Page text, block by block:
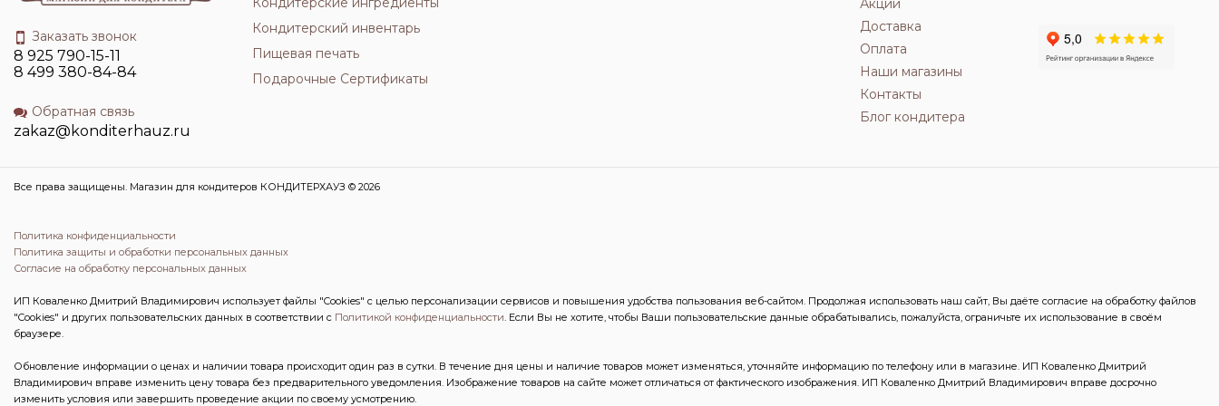
Заказать звонок
8 925 790-15-11
8 499 380-84-84
Обратная связь
zakaz@konditerhauz.ru
Кондитерский инвентарь
Пищевая печать
Подарочные Сертификаты
Акции
Доставка
Оплата
Наши магазины
Контакты
Блог кондитера
Все права защищены. Магазин для кондитеров КОНДИТЕРХАУЗ © 2026
Политика конфиденциальности
Политика защиты и обработки персональных данных
Согласие на обработку персональных данных
ИП Коваленко Дмитрий Владимирович использует файлы "Cookies" с целью персонализации сервисов и повышения удобства пользования веб-сайтом. Продолжая использовать наш сайт, Вы даёте согласие на обработку файлов
"Cookies" и других пользовательских данных в соответствии с Политикой конфиденциальности. Если Вы не хотите, чтобы Ваши пользовательские данные обрабатывались, пожалуйста, ограничьте их использование в своём
браузере.
Обновление информации о ценах и наличии товара происходит один раз в сутки. В течение дня цены и наличие товаров может изменяться, уточняйте информацию по телефону или в магазине. ИП Коваленко Дмитрий
Владимирович вправе изменить цену товара без предварительного уведомления. Изображение товаров на сайте может отличаться от фактического изображения. ИП Коваленко Дмитрий Владимирович вправе досрочно
изменить условия или завершить проведение акции по своему усмотрению.